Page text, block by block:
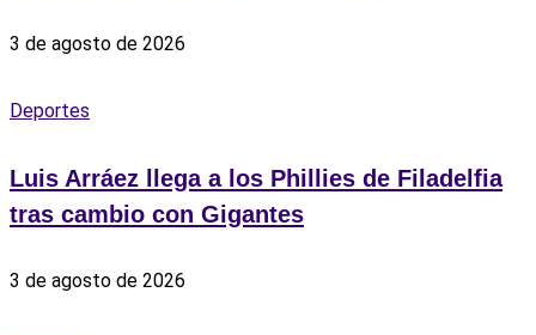
3 de agosto de 2026
Deportes
Luis Arráez llega a los Phillies de Filadelfia
tras cambio con Gigantes
3 de agosto de 2026